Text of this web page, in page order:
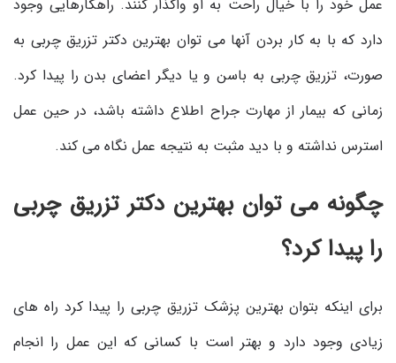
عمل خود را با خیال راحت به او واگذار کنند. راهکارهایی وجود
دارد که با به کار بردن آنها می توان بهترین دکتر تزریق چربی به
صورت، تزریق چربی به باسن و یا دیگر اعضای بدن را پیدا کرد.
زمانی که بیمار از مهارت جراح اطلاع داشته باشد، در حین عمل
استرس نداشته و با دید مثبت به نتیجه عمل نگاه می کند.
چگونه می توان بهترین دکتر تزریق چربی
را پیدا کرد؟
برای اینکه بتوان بهترین پزشک تزریق چربی را پیدا کرد راه های
زیادی وجود دارد و بهتر است با کسانی که این عمل را انجام